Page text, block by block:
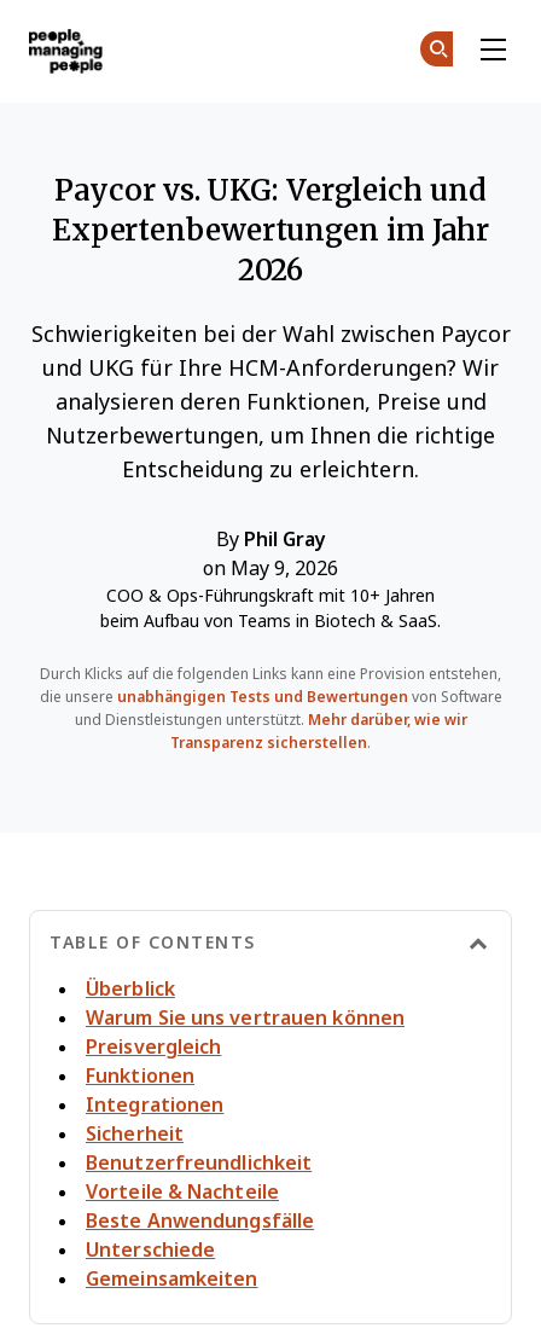
Paycor vs. UKG: Vergleich und
Expertenbewertungen im Jahr
2026
Schwierigkeiten bei der Wahl zwischen Paycor
und UKG für Ihre HCM-Anforderungen? Wir
analysieren deren Funktionen, Preise und
Nutzerbewertungen, um Ihnen die richtige
Entscheidung zu erleichtern.
By Phil Gray
on May 9, 2026
COO & Ops-Führungskraft mit 10+ Jahren
beim Aufbau von Teams in Biotech & SaaS.
Durch Klicks auf die folgenden Links kann eine Provision entstehen,
die unsere unabhängigen Tests und Bewertungen von Software
und Dienstleistungen unterstützt. Mehr darüber, wie wir
Transparenz sicherstellen.
TABLE OF CONTENTS
Überblick
Warum Sie uns vertrauen können
Preisvergleich
Funktionen
Integrationen
Sicherheit
Benutzerfreundlichkeit
Vorteile & Nachteile
Beste Anwendungsfälle
Unterschiede
Gemeinsamkeiten